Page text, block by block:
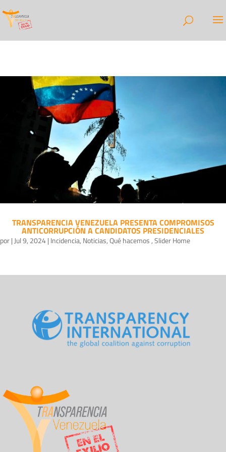
TRANSPARENCIA VENEZUELA PRESENTA COMPROMISOS
ANTICORRUPCIÓN A CANDIDATOS PRESIDENCIALES
por| Jul 9, 2024| Incidencia, Noticias,Qué hacemos ,Slider Home